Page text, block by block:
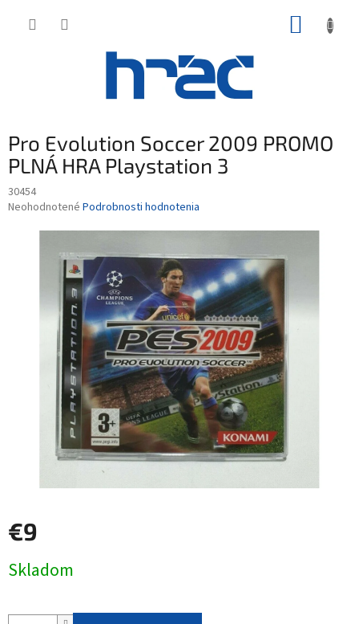
Pro Evolution Soccer 2009 PROMO
PLNÁ HRA Playstation 3
30454
Priemerné
hviezdičiek.
Neohodnotené Podrobnosti hodnotenia
€9
cena:
Skladom